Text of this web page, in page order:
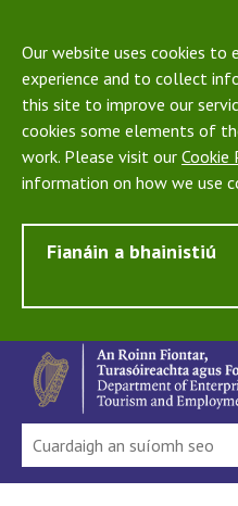
Our website uses cookies to
experience and to collect
this site to improve our
cookies some elements of
work. Please visit our Cookie
information on how we use
Fianáin a bhainistiú